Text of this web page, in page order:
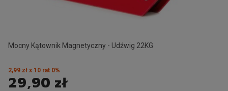
Mocny Kątownik Magnetyczny - Udźwig 22KG
29,90 zł
2,99 zł x 10 rat 0%